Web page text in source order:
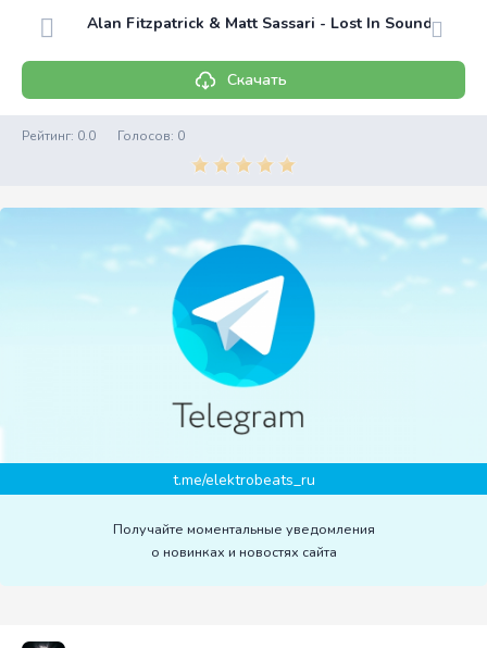
Alan Fitzpatrick & Matt Sassari - Lost In Sound
Скачать
Рейтинг: 0.0 Голосов: 0
t.me/elektrobeats_ru
Получайте моментальные уведомления
о новинках и новостях сайта